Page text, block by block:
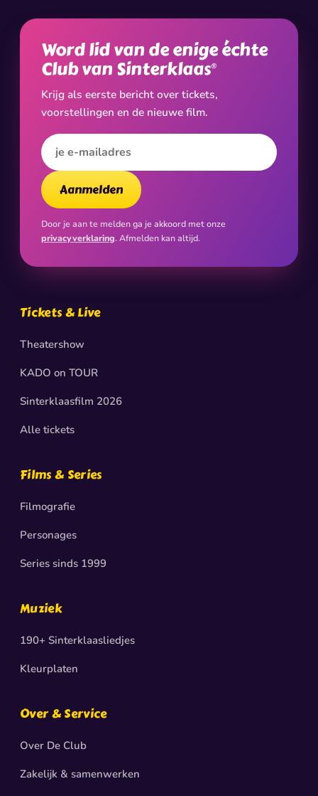
Word lid van de enige échte
Club van Sinterklaas®
Krijg als eerste bericht over tickets,
voorstellingen en de nieuwe film.
E-mailadres
Aanmelden
Door je aan te melden ga je akkoord met onze
privacyverklaring. Afmelden kan altijd.
Tickets & Live
Theatershow
KADO on TOUR
Sinterklaasfilm 2026
Alle tickets
Films & Series
Filmografie
Personages
Series sinds 1999
Muziek
190+ Sinterklaasliedjes
Kleurplaten
Over & Service
Over De Club
Zakelijk & samenwerken